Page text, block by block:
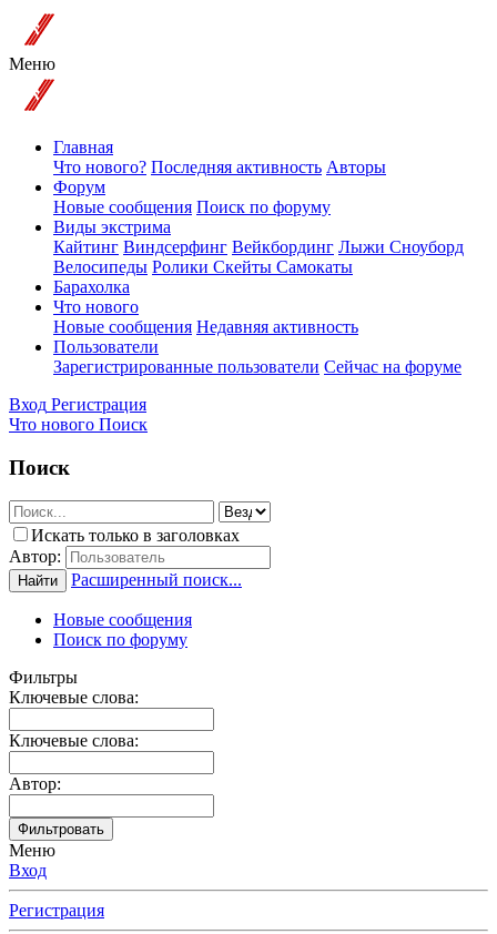
Меню
Главная
Что нового? Последняя активность Авторы
Форум
Новые сообщения Поиск по форуму
Виды экстрима
Кайтинг Виндсерфинг Вейкбординг Лыжи Сноуборд
Велосипеды Ролики Скейты Самокаты
Барахолка
Что нового
Новые сообщения Недавняя активность
Пользователи
Зарегистрированные пользователи Сейчас на форуме
Вход Регистрация
Что нового Поиск
Поиск
Искать только в заголовках
Автор:
Найти Расширенный поиск...
Новые сообщения
Поиск по форуму
Фильтры
Ключевые слова:
Ключевые слова:
Автор:
Фильтровать
Меню
Вход
Регистрация